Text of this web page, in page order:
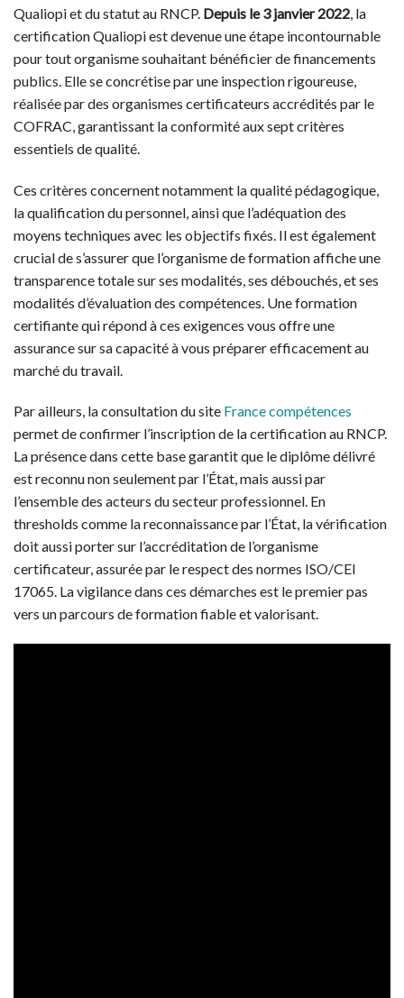
Qualiopi et du statut au RNCP. Depuis le 3 janvier 2022, la
certification Qualiopi est devenue une étape incontournable
pour tout organisme souhaitant bénéficier de financements
publics. Elle se concrétise par une inspection rigoureuse,
réalisée par des organismes certificateurs accrédités par le
COFRAC, garantissant la conformité aux sept critères
essentiels de qualité.
Ces critères concernent notamment la qualité pédagogique,
la qualification du personnel, ainsi que l’adéquation des
moyens techniques avec les objectifs fixés. Il est également
crucial de s’assurer que l’organisme de formation affiche une
transparence totale sur ses modalités, ses débouchés, et ses
modalités d’évaluation des compétences. Une formation
certifiante qui répond à ces exigences vous offre une
assurance sur sa capacité à vous préparer efficacement au
marché du travail.
Par ailleurs, la consultation du site France compétences
permet de confirmer l’inscription de la certification au RNCP.
La présence dans cette base garantit que le diplôme délivré
est reconnu non seulement par l’État, mais aussi par
l’ensemble des acteurs du secteur professionnel. En
thresholds comme la reconnaissance par l’État, la vérification
doit aussi porter sur l’accréditation de l’organisme
certificateur, assurée par le respect des normes ISO/CEI
17065. La vigilance dans ces démarches est le premier pas
vers un parcours de formation fiable et valorisant.